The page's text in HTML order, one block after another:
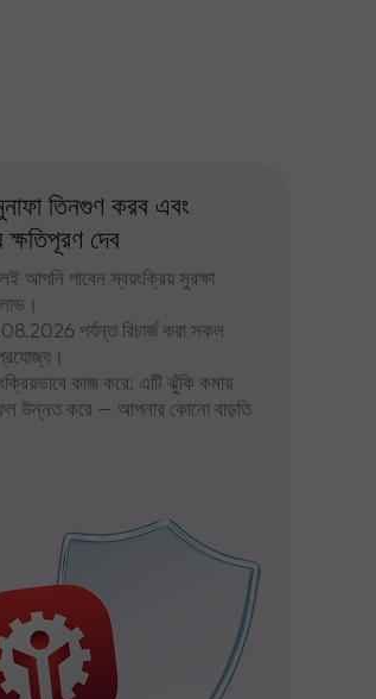
তিনগুণ করব এবং
দেব
আপনি পাবেন স্বয়ংক্রিয় সুরক্ষা
পর্যন্ত রিচার্জ করা সকল
কাজ করে: এটি ঝুঁকি কমায়
উন্নত করে — আপনার কোনো বাড়তি